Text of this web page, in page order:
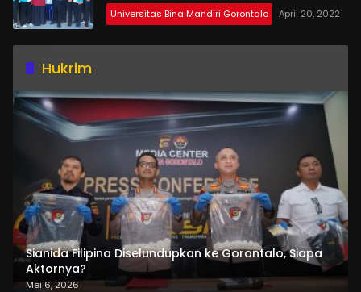
Universitas Bina Mandiri Gorontalo April 20, 2022
Hukrim
Sianida Filipina Diselundupkan ke Gorontalo, Siapa
Aktornya?
Mei 6, 2026